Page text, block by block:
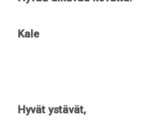
Kale
Hyvät ystävät,